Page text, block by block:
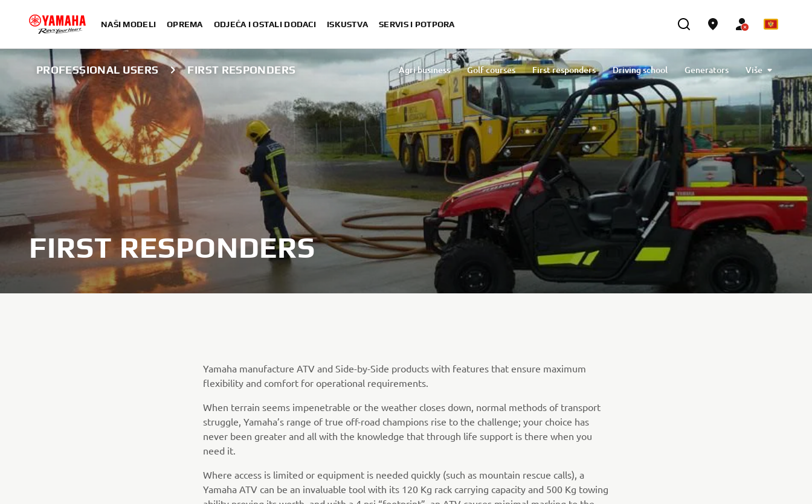
NAŠI MODELI OPREMA ODJEĆA I OSTALI DODACI ISKUSTVA SERVIS I POTPORA
PROFESSIONAL USERS FIRST RESPONDERS Agri business Golf courses First responders Driving school
Generators
Contact
Državne službe
Više
FIRST RESPONDERS
Yamaha manufacture ATV and Side-by-Side products with features that ensure maximum
flexibility and comfort for operational requirements.
When terrain seems impenetrable or the weather closes down, normal methods of transport
struggle, Yamaha’s range of true off-road champions rise to the challenge; your choice has
never been greater and all with the knowledge that through life support is there when you
need it.
Where access is limited or equipment is needed quickly (such as mountain rescue calls), a
Yamaha ATV can be an invaluable tool with its 120 Kg rack carrying capacity and 500 Kg towing